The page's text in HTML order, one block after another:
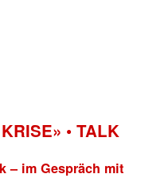
• TALK
– im Gespräch mit